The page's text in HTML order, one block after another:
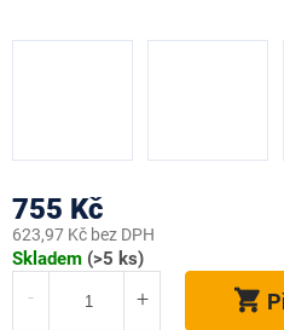
755 Kč
623,97 Kč bez DPH
Měrná
Skladem (>5 ks)